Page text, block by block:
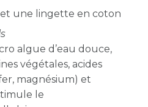
une lingette en coton
algue d’eau douce,
végétales, acides
magnésium) et
timule le